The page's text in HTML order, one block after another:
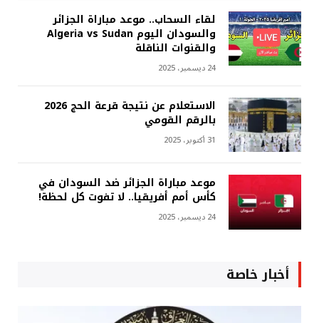
لقاء السحاب.. موعد مباراة الجزائر
والسودان اليوم Algeria vs Sudan
والقنوات الناقلة
24 ديسمبر، 2025
الاستعلام عن نتيجة قرعة الحج 2026
بالرقم القومي
31 أكتوبر، 2025
موعد مباراة الجزائر ضد السودان في
كأس أمم أفريقيا.. لا تفوت كل لحظة!
24 ديسمبر، 2025
أخبار خاصة